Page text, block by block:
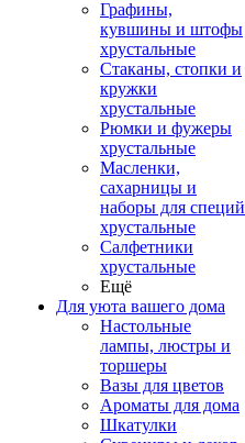
Графины,
кувшины и штофы
хрустальные
Стаканы, стопки и
кружки
хрустальные
Рюмки и фужеры
хрустальные
Масленки,
сахарницы и
наборы для специй
хрустальные
Салфетники
хрустальные
Ещё
Для уюта вашего дома
Настольные
лампы, люстры и
торшеры
Вазы для цветов
Ароматы для дома
Шкатулки